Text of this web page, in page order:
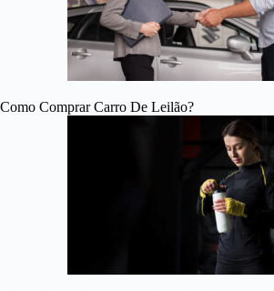
Como Comprar Carro De Leilão?